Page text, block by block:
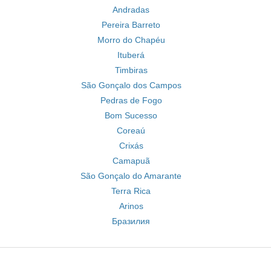
Andradas
Pereira Barreto
Morro do Chapéu
Ituberá
Timbiras
São Gonçalo dos Campos
Pedras de Fogo
Bom Sucesso
Coreaú
Crixás
Camapuã
São Gonçalo do Amarante
Terra Rica
Arinos
Бразилия